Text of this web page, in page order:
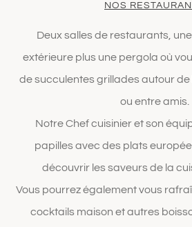
NOS
Deux salles de restaurants,
extérieure plus une pergola où
de succulentes grillades autour de
ou entre amis.
Notre Chef cuisinier et son
papilles avec des plats
découvrir les saveurs de la
Vous pourrez également vous
cocktails maison et autres